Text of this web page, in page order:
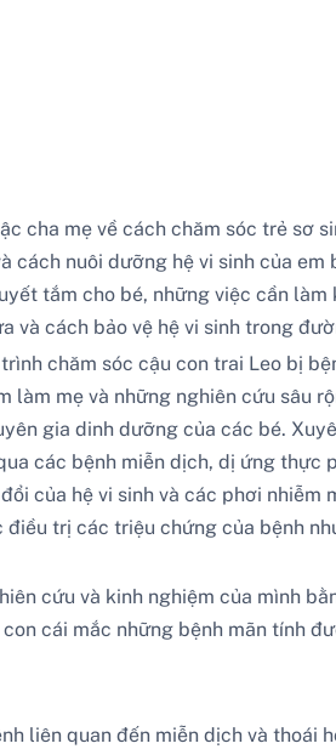
cha mẹ về cách chăm sóc trẻ sơ
nuôi dưỡng hệ vi sinh của
tắm cho bé, những việc cần
cách bảo vệ hệ vi sinh trong
chăm sóc cậu con trai Leo bị
mẹ và những nghiên cứu sâu
gia dinh dưỡng của các bé.
các bệnh miễn dịch, dị ứng thực
của hệ vi sinh và các phơi
trị các triệu chứng của bệnh
cứu và kinh nghiệm của mình
cái mắc những bệnh mãn tính
liên quan đến miễn dịch và thoái